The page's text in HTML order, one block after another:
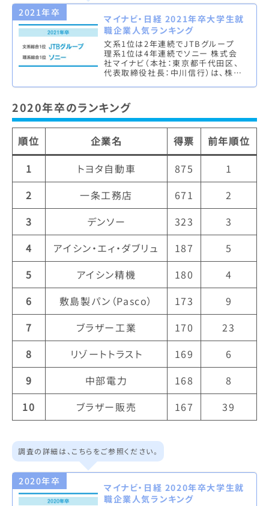
2021年卒
マイナビ・日経 2021年卒大学生就
職企業人気ランキング
文系1位は2年連続でJTBグループ
理系1位は4年連続でソニー 株式会
社マイナビ（本社：東京都千代田区、
代表取締役社長：中川信行）は、株式
2020年卒のランキング
順位 企業名 得票
前年順位
1
トヨタ自動車 875
1
2
一条工務店 671
2
3
デンソー 323
3
4
アイシン・エィ・ダブリュ 187
5
5
アイシン精機 180
4
6
敷島製パン（Pasco） 173
9
7
ブラザー工業 170
23
8
リゾートトラスト 169
6
9
中部電力 168
8
10
ブラザー販売 167 39
調査の詳細は、こちらをご参照ください。
2020年卒
マイナビ・日経 2020年卒大学生就
職企業人気ランキング